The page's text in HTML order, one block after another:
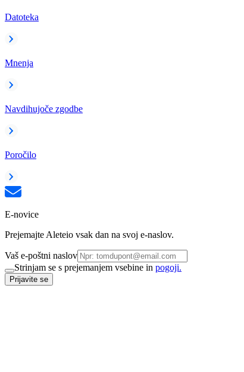
Datoteka
Mnenja
Navdihujoče zgodbe
Poročilo
E-novice
Prejemajte Aleteio vsak dan na svoj e-naslov.
Vaš e-poštni naslov
Strinjam se s prejemanjem vsebine in pogoji.
Prijavite se